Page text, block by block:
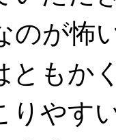
のが怖
ともか
りやす